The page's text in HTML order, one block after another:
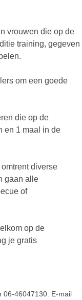
vrouwen die op de
training, gegeven
om een goede
die op de
en 1 maal in de
diverse
gaan alle
of
op de
je gratis
06-46047130. E-mail